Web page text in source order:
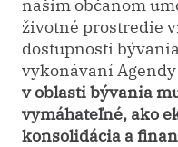
životné prostredie
dostupnosti
vykonávaní
v oblasti bývania
vymáhateľné, ako
konsolidácia a